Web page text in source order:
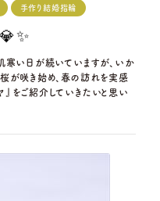
手作り結婚指輪
い日が続いていますが、いか
桜が咲き始め、春の訪れを実感
』をご紹介していきたいと思い